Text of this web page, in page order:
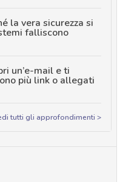
la vera sicurezza si
falliscono
un’e-mail e ti
più link o allegati
tutti gli approfondimenti >